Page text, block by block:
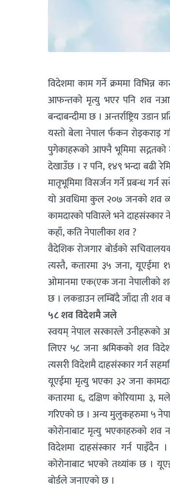
विदेशमा काम गर्ने क्रममा
आफन्तको मृत्यु भएर पनि शव
बन्दाबन्दीमा छ । अन्तर्राष्ट्रिय उडान
यस्तो बेला नेपाल र्फकन रोइकराइ
पुगेकाहरूको आफ्नै भूमिमा सद्गतको
देखाउँछ । र पनि, १४९ भन्दा बढी
मातृभूमिमा विसर्जन गर्ने प्रबन्ध
यो अवधिमा कुल २०७ जनको शव
कामदारको पविारले भने दाहसंस्कार
कहाँ, कति नेपालीका शव ?
वैदेशिक रोजगार बोर्डको
त्यस्तै, कतारमा ३५ जना, यूएईमा
ओमानमा एक(एक जना नेपालीको
छ । लकडाउन लम्बिँदै जाँदा ती शव
५८ शव विदेशमै जले
स्वयम् नेपाल सरकारले उनीहरूको
लिएर ५८ जना श्रमिकको शव
त्यसरी विदेशमै दाहसंस्कार गर्न
यूएईमा मृत्यु भएका ३२ जना
कतारमा ६, दक्षिण कोरियामा ३,
गरिएको छ । अन्य मुलुकहरुमा ५
कोरोनाबाट मृत्यु भएकाहरुको शव
विदेशमा दाहसंस्कार गर्न पाइँदैन
कोरोनाबाट भएको तथ्यांक छ ।
बोर्डले जनाएको छ ।